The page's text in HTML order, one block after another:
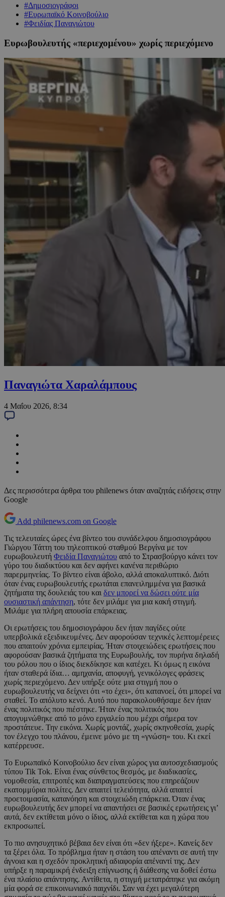
#Δημοσιογράφοι
#Ευρωπαϊκό Κοινοβούλιο
#Φειδίας Παναγιώτου
Ευρωβουλευτής «περιεχομένου» χωρίς περιεχόμενο
Παναγιώτα Χαραλάμπους
4 Μαΐου 2026, 8:34
Δες περισσότερα άρθρα του philenews όταν αναζητάς ειδήσεις στην
Google
Add philenews.com on Google
Τις τελευταίες ώρες ένα βίντεο του συνάδελφου δημοσιογράφου
Γιώργου Τάττη του τηλεοπτικού σταθμού Βεργίνα με τον
ευρωβουλευτή Φειδία Παναγιώτου από το Στρασβούργο κάνει τον
γύρο του διαδικτύου και δεν αφήνει κανένα περιθώριο
παρερμηνείας. Το βίντεο είναι άβολο, αλλά αποκαλυπτικό. Διότι
όταν ένας ευρωβουλευτής ερωτάται επανειλημμένα για βασικά
ζητήματα της δουλειάς του και δεν μπορεί να δώσει ούτε μία
ουσιαστική απάντηση, τότε δεν μιλάμε για μια κακή στιγμή.
Μιλάμε για πλήρη απουσία επάρκειας.
Οι ερωτήσεις του δημοσιογράφου δεν ήταν παγίδες ούτε
υπερβολικά εξειδικευμένες. Δεν αφορούσαν τεχνικές λεπτομέρειες
που απαιτούν χρόνια εμπειρίας. Ήταν στοιχειώδεις ερωτήσεις που
αφορούσαν βασικά ζητήματα της Ευρωβουλής, τον πυρήνα δηλαδή
του ρόλου που ο ίδιος διεκδίκησε και κατέχει. Κι όμως η εικόνα
ήταν σταθερά ίδια… αμηχανία, αποφυγή, γενικόλογες φράσεις
χωρίς περιεχόμενο. Δεν υπήρξε ούτε μια στιγμή που ο
ευρωβουλευτής να δείχνει ότι «το έχει», ότι κατανοεί, ότι μπορεί να
σταθεί. Το απόλυτο κενό. Αυτό που παρακολουθήσαμε δεν ήταν
ένας πολιτικός που πιέστηκε. Ήταν ένας πολιτικός που
απογυμνώθηκε από το μόνο εργαλείο που μέχρι σήμερα τον
προστάτευε. Την εικόνα. Χωρίς μοντάζ, χωρίς σκηνοθεσία, χωρίς
τον έλεγχο του πλάνου, έμεινε μόνο με τη «γνώση» του. Κι εκεί
κατέρρευσε.
Το Ευρωπαϊκό Κοινοβούλιο δεν είναι χώρος για αυτοσχεδιασμούς
τύπου Tik Tok. Είναι ένας σύνθετος θεσμός, με διαδικασίες,
νομοθεσία, επιτροπές και διαπραγματεύσεις που επηρεάζουν
εκατομμύρια πολίτες. Δεν απαιτεί τελειότητα, αλλά απαιτεί
προετοιμασία, κατανόηση και στοιχειώδη επάρκεια. Όταν ένας
ευρωβουλευτής δεν μπορεί να απαντήσει σε βασικές ερωτήσεις γι’
αυτά, δεν εκτίθεται μόνο ο ίδιος, αλλά εκτίθεται και η χώρα που
εκπροσωπεί.
Το πιο ανησυχητικό βέβαια δεν είναι ότι «δεν ήξερε». Κανείς δεν
τα ξέρει όλα. Το πρόβλημα ήταν η στάση του απέναντι σε αυτή την
άγνοια και η σχεδόν προκλητική αδιαφορία απέναντί της. Δεν
υπήρξε η παραμικρή ένδειξη επίγνωσης ή διάθεσης να δοθεί έστω
ένα πλαίσιο απάντησης. Αντίθετα, η στιγμή μετατράπηκε για ακόμη
μία φορά σε επικοινωνιακό παιχνίδι. Σαν να έχει μεγαλύτερη